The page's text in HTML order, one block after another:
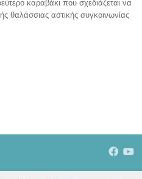
καραβάκι που σχεδιάζεται να
θαλάσσιας αστικής συγκοινωνίας